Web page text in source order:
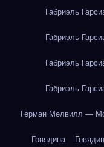
Габриэль
Габриэль
Габриэль
Габриэль
Герман Мелвилл —
Говядина